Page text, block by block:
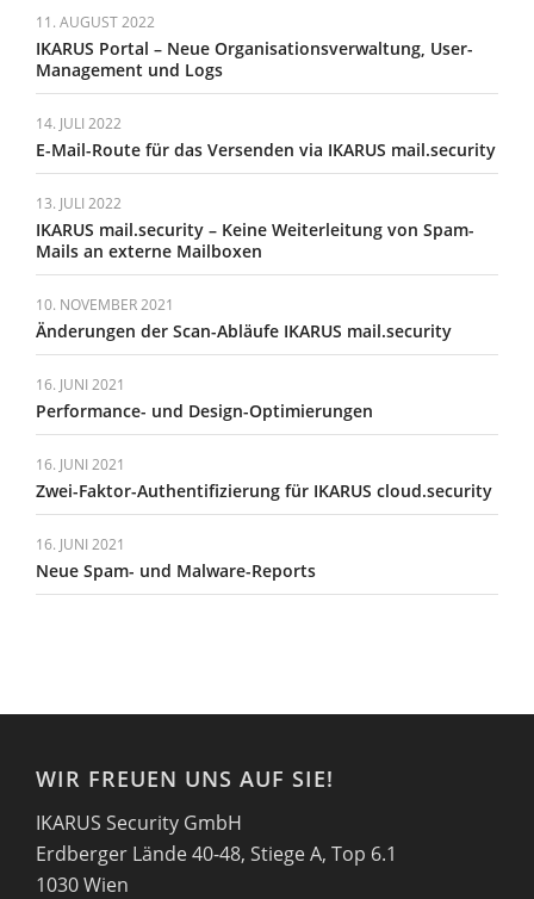
11. AUGUST 2022
IKARUS Portal – Neue Organisationsverwaltung, User-
Management und Logs
14. JULI 2022
E-Mail-Route für das Versenden via IKARUS mail.security
13. JULI 2022
IKARUS mail.security – Keine Weiterleitung von Spam-
Mails an externe Mailboxen
10. NOVEMBER 2021
Änderungen der Scan-Abläufe IKARUS mail.security
16. JUNI 2021
Performance- und Design-Optimierungen
16. JUNI 2021
Zwei-Faktor-Authentifizierung für IKARUS cloud.security
16. JUNI 2021
Neue Spam- und Malware-Reports
WIR FREUEN UNS AUF SIE!
IKARUS Security GmbH
Erdberger Lände 40-48, Stiege A, Top 6.1
1030 Wien